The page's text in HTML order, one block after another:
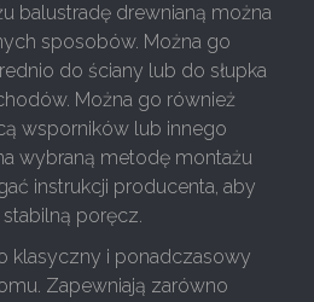
balustradę drewnianą można
sposobów. Można go
do ściany lub do słupka
Można go również
wsporników lub innego
wybraną metodę montażu
instrukcji producenta, aby
poręcz.
klasyczny i ponadczasowy
Zapewniają zarówno